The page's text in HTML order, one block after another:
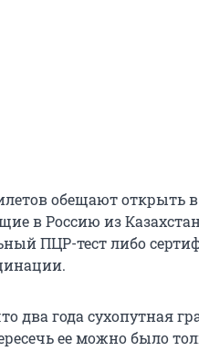
обещают открыть
в Россию из
ПЦР-тест либо
два года сухопутная
ее можно было